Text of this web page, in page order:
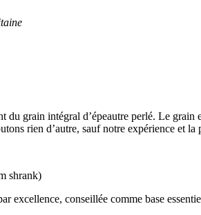
du grain intégral d’épeautre perlé. Le
rien d’autre, sauf notre expérience et la
shrank)
excellence, conseillée comme base